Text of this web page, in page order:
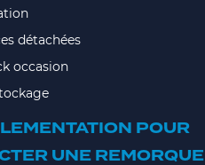
détachées
occasion
POUR
UNE REMORQUE